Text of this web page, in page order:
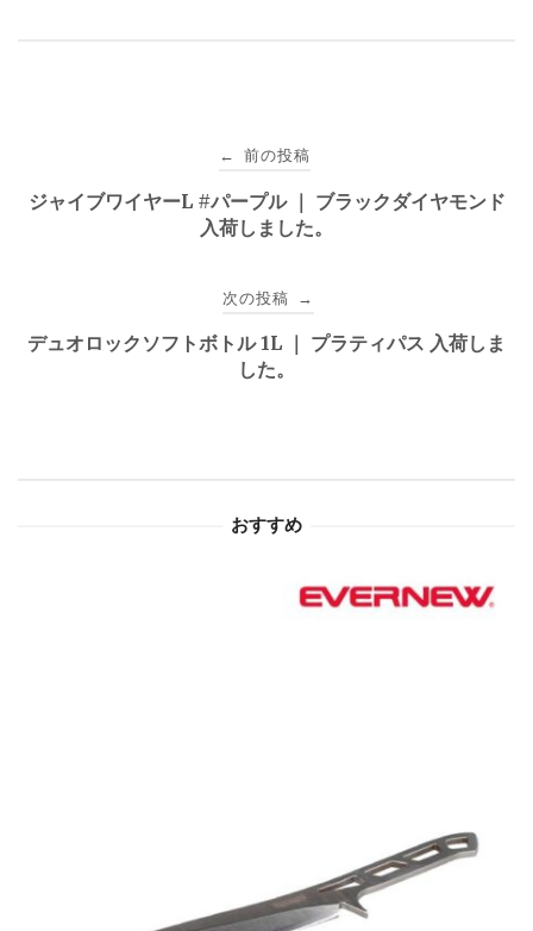
稿
ゲ
← 前の投稿
ジャイブワイヤーL #パープル ｜ ブラックダイヤモンド
入荷しました。
次の投稿 →
デュオロックソフトボトル 1L ｜ プラティパス 入荷しま
した。
おすすめ